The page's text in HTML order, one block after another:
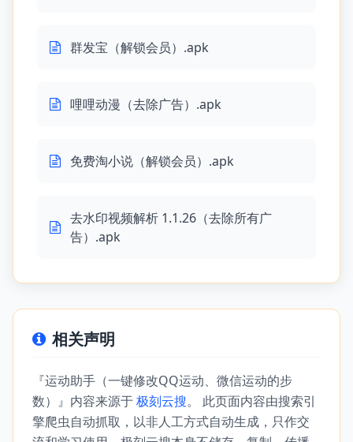
群发宝（解锁会员）.apk
哩哩动漫（去除广告）.apk
免费淘小说（解锁会员）.apk
去水印视频解析 1.1.26（去除所有广
告）.apk
相关声明
『运动助手（一键修改QQ运动、微信运动的步
数）』内容来源于极刻云搜。 此页面内容由搜索引
擎爬虫自动抓取，以非人工方式自动生成，只作交